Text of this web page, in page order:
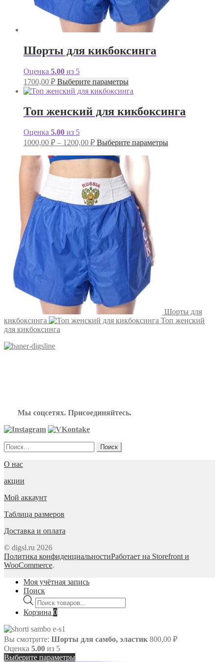
Шорты для кикбоксинга
Оценка 5.00 из 5
1700,00 ₽ Выберите параметры
Топ женский для кикбоксинга
Оценка 5.00 из 5
1000,00 ₽ – 1200,00 ₽ Выберите параметры
Шорты для
кикбоксинга
Топ женский
для кикбоксинга
Мы соцсетях. Присоединяйтесь.
Найти:
О нас
акции
Мой аккаунт
Таблица размеров
Доставка и оплата
© digsl.ru 2026
Политика конфиденциальностиРаботает на Storefront и
WooCommerce.
Моя учётная запись
Поиск
Поиск
товаров
Корзина 0
Вы смотрите: Шорты для самбо, эластик 800,00 ₽
Оценка 5.00 из 5
Выберите параметры